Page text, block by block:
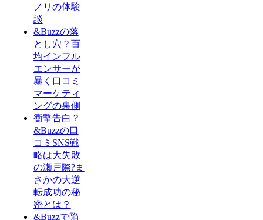
ノリの体験
談
&Buzzの落
とし穴？百
均インフル
エンサーが
暴く口コミ
マーケティ
ングの裏側
衝撃告白？
&Buzzの口
コミSNS戦
略は大失敗
の瀬戸際?ま
さかの大逆
転成功の秘
密とは？
&Buzzで陥